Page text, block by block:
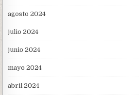
agosto 2024
julio 2024
junio 2024
mayo 2024
abril 2024